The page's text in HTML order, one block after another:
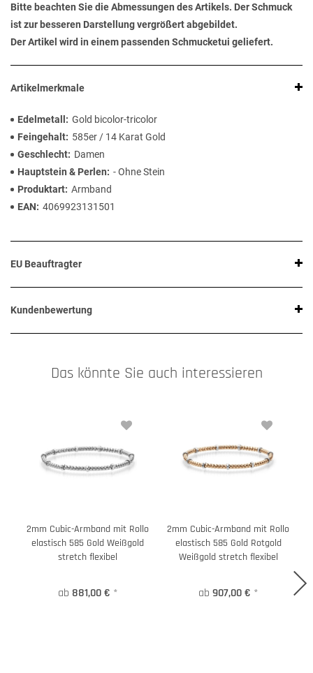
Bitte beachten Sie die Abmessungen des Artikels. Der Schmuck
ist zur besseren Darstellung vergrößert abgebildet.
Der Artikel wird in einem passenden Schmucketui geliefert.
Artikelmerkmale
Edelmetall
Gold bicolor-tricolor
Feingehalt
585er / 14 Karat Gold
Geschlecht
Damen
Hauptstein & Perlen
- Ohne Stein
Produktart Armband
EAN
4069923131501
EU Beauftragter
Kundenbewertung
Das könnte Sie auch interessieren
2mm Cubic-Armband mit Rollo
elastisch 585 Gold Weißgold
stretch flexibel
ab 881,00 € *
2mm Cubic-Armband mit Rollo
elastisch 585 Gold Rotgold
Weißgold stretch flexibel
ab 907,00 € *